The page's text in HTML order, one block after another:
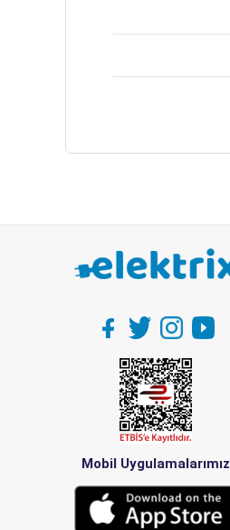
Mobil Uygulamalarımız